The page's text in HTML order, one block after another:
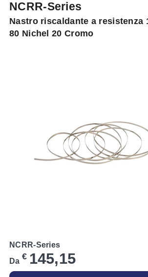
NCRR-Series
Nastro riscaldante a resistenza
80 Nichel 20 Cromo
NCRR-Series
Da € 145,15